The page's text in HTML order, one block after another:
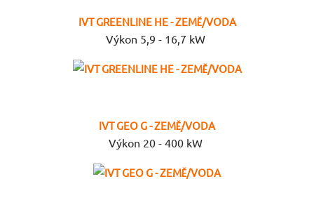
IVT GREENLINE HE - ZEMĚ/VODA
Výkon 5,9 - 16,7 kW
IVT GEO G - ZEMĚ/VODA
Výkon 20 - 400 kW